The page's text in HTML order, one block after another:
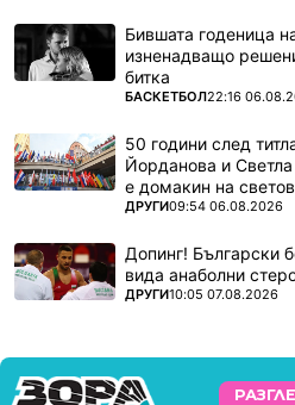
Бившата годеница
изненадващо
битка
ПОВЕЧЕ ОТ
БАСКЕТБОЛ22:16
50 години след
Йорданова и
е домакин на
ПОВЕЧЕ ОТ
ДРУГИ09:54 06.08.2026
Допинг! Български
вида анаболни
ПОВЕЧЕ ОТ
ДРУГИ10:05 07.08.2026